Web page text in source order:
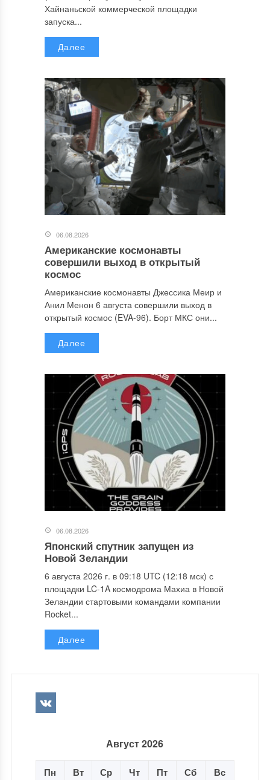
Хайнаньской коммерческой площадки
запуска...
Далее
06.08.2026
Американские космонавты
совершили выход в открытый
космос
Американские космонавты Джессика Меир и
Анил Менон 6 августа совершили выход в
открытый космос (EVA-96). Борт МКС они...
Далее
06.08.2026
Японский спутник запущен из
Новой Зеландии
6 августа 2026 г. в 09:18 UTC (12:18 мск) с
площадки LC-1A космодрома Махиа в Новой
Зеландии стартовыми командами компании
Rocket...
Далее
Август 2026
Пн Вт Ср Чт Пт Сб Вс